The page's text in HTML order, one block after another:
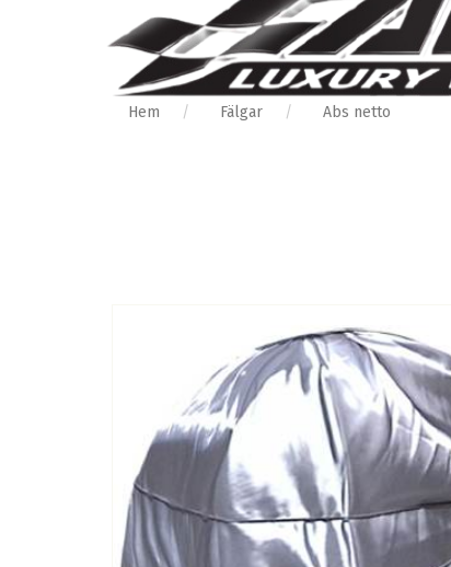
Hem Fälgar Abs netto